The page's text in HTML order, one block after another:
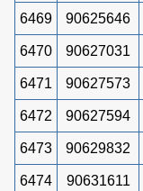
6469 90625646
6470 90627031
6471 90627573
6472 90627594
6473 90629832
6474 90631611